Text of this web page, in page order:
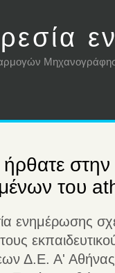
του
ενημέρωσης
Δ.Ε. Α'